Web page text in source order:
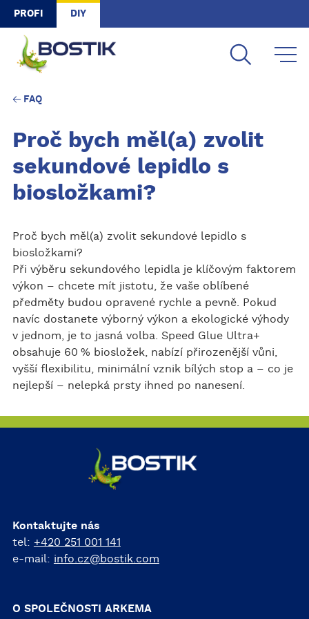
Skip to main content
PROFI DIY
FAQ
Proč bych měl(a) zvolit
sekundové lepidlo s
biosložkami?
Proč bych měl(a) zvolit sekundové lepidlo s
biosložkami?
Při výběru sekundového lepidla je klíčovým faktorem
výkon – chcete mít jistotu, že vaše oblíbené
předměty budou opravené rychle a pevně. Pokud
navíc dostanete výborný výkon a ekologické výhody
v jednom, je to jasná volba. Speed Glue Ultra+
obsahuje 60 % biosložek, nabízí přirozenější vůni,
vyšší flexibilitu, minimální vznik bílých stop a – co je
nejlepší – nelepká prsty ihned po nanesení.
Kontaktujte nás
tel: +420 251 001 141
e-mail: info.cz@bostik.com
O SPOLEČNOSTI ARKEMA